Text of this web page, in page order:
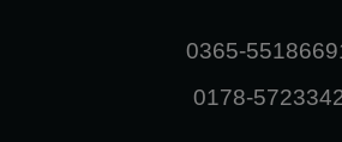
0365-
0178-